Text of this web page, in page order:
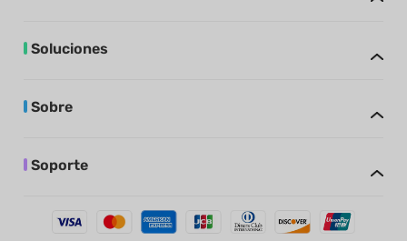
Soluciones
Sobre
Soporte